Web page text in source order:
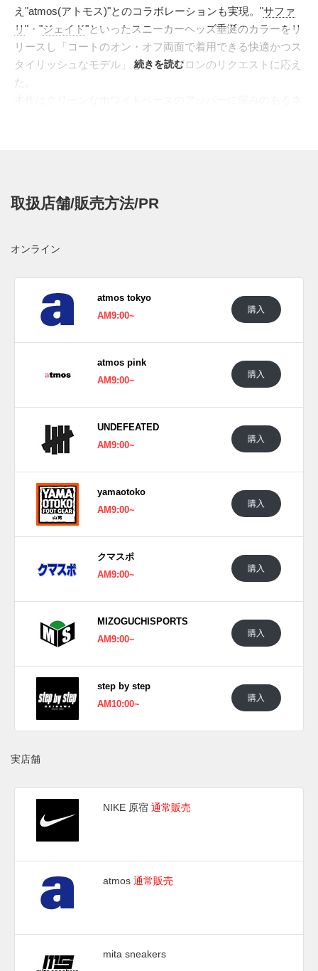
え"atmos(アトモス)"とのコラボレーションも実現。"サファ
リ "・"ジェイド"といったスニーカーヘッズ垂涎のカラーをリ
リースし「コートのオン・オフ両面で着用できる快適かつス
タイリッシュなモデル」というレブロンのリクエストに応え
た。
ウトソールがカジュアル感を醸しだす。
続きを読む
取扱店舗/販売方法/PR
オンライン
atmos tokyo
AM9:00~
購入
atmos pink
AM9:00~
購入
UNDEFEATED
AM9:00~
購入
yamaotoko
AM9:00~
購入
クマスポ
AM9:00~
購入
MIZOGUCHISPORTS
AM9:00~
購入
step by step
AM10:00~
購入
実店舗
NIKE 原宿 通常販売
atmos 通常販売
mita sneakers